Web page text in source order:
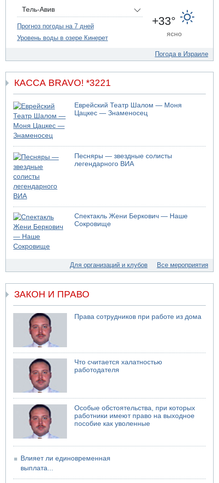
09.08.2026 19:13
16-летний подросток упал со скалы в районе пещеры
Кешет (Верхняя Галилея)
Двое погибших при столкновении автомобилей на 1
Тель-Авив
Прогноз погоды на 7 дней
Уровень воды в озере Кинерет
+33°
ясно
Погода в Израиле
КАССА BRAVO! *3221
Еврейский Театр Шалом — Моня
Цацкес — Знаменосец
Песняры — звездные солисты
легендарного ВИА
Спектакль Жени Беркович — Наше
Сокровище
Для организаций и клубов Все мероприятия
ЗАКОН И ПРАВО
Права сотрудников при работе из дома
Что считается халатностью
работодателя
Особые обстоятельства, при которых
работники имеют право на выходное
пособие как уволенные
Влияет ли единовременная
выплата...